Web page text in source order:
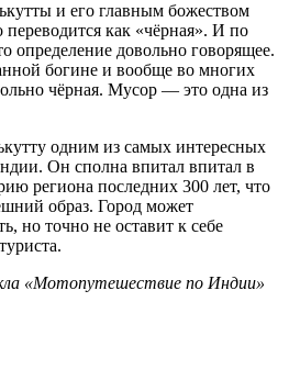
и его главным божеством
переводится как «чёрная». И по
определение довольно говорящее.
богине и вообще во многих
чёрная. Мусор — это одна из
одним из самых интересных
Он сполна впитал впитал в
региона последних 300 лет, что
образ. Город может
но точно не оставит к себе
«Мотопутешествие по Индии»